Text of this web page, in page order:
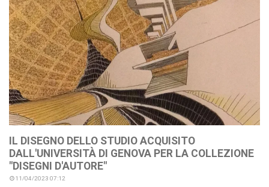
IL DISEGNO DELLO STUDIO ACQUISITO
DALL'UNIVERSITÀ DI GENOVA PER LA COLLEZIONE
"DISEGNI D'AUTORE"
11/04/2023 07:12